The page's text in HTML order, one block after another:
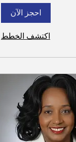
احجز الآن
اكتشف الخطط